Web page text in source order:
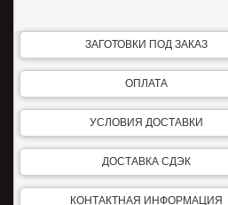
ЗАГОТОВКИ ПОД ЗАКАЗ
ОПЛАТА
УСЛОВИЯ ДОСТАВКИ
ДОСТАВКА СДЭК
КОНТАКТНАЯ ИНФОРМАЦИЯ